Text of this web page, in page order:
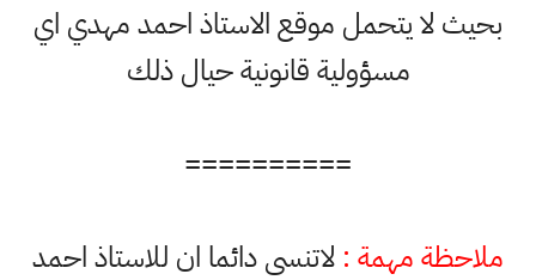
بحيث لا يتحمل موقع الاستاذ احمد مهدي اي
مسؤولية قانونية حيال ذلك
==========
ملاحظة مهمة : لاتنسى دائما ان للاستاذ احمد